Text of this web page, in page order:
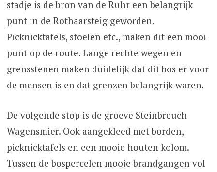
stadje is de bron van de Ruhr een belangrijk
punt in de Rothaarsteig geworden.
Picknicktafels, stoelen etc., maken dit een mooi
punt op de route. Lange rechte wegen en
grensstenen maken duidelijk dat dit bos er voor
de mensen is en dat grenzen belangrijk waren.
De volgende stop is de groeve Steinbreuch
Wagensmier. Ook aangekleed met borden,
picknicktafels en een mooie houten kolom.
Tussen de bospercelen mooie brandgangen vol